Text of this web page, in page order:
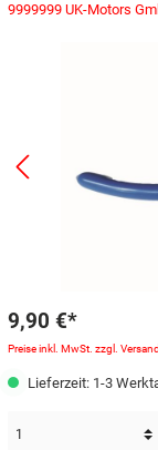
9999999 UK-Motors
9,90 €*
Preise inkl. MwSt. zzgl.
Lieferzeit: 1-3